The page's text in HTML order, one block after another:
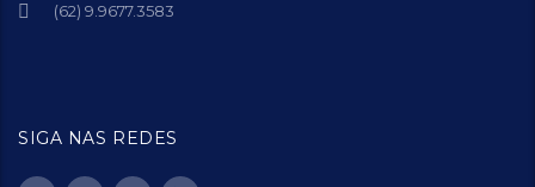
(62) 9.9677.3583
SIGA NAS REDES